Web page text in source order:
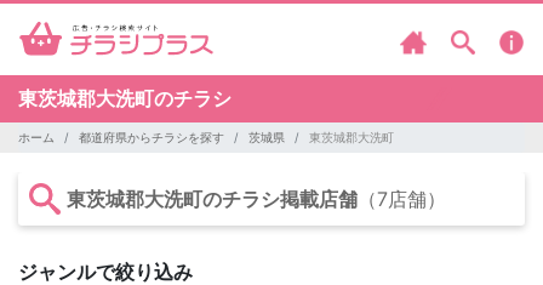
東茨城郡大洗町のチラシ
ホーム 都道府県からチラシを探す 茨城県 東茨城郡大洗町
東茨城郡大洗町のチラシ掲載店舗 （7店舗）
ジャンルで絞り込み